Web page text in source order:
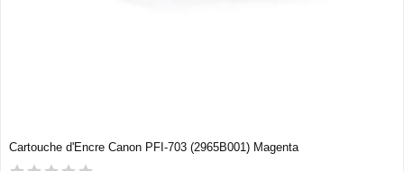
Cartouche d'Encre Canon PFI-703 (2965B001) Magenta